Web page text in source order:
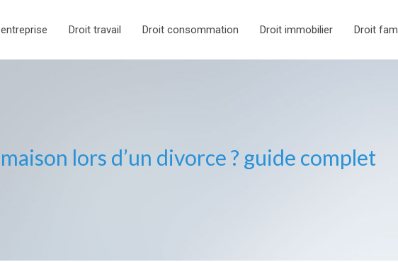
Droit travail Droit consommation Droit immobilier Droit
lors d’un divorce ? guide complet